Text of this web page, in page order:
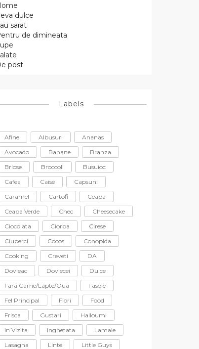
dulce
sarat
de dimineata
post
Labels
Afine Albusuri
Ananas
Avocado
Banane
Branza
Briose
Broccoli
Busuioc
Cafea
Caise
Capsuni
Caramel
Cartofi
Ceapa
Ceapa Verde
Chec
Cheesecake
Ciocolata
Ciorba
Cirese
Ciuperci
Cocos
Conopida
Cooking
Creveti
DA
Dovleac
Dovlecei
Dulce
Fara Carne/lapte/oua
Fasole
Fel Principal
Flori
Food
Frisca
Gustari
Halloumi
In Vizita
Inghetata
Lamaie
Lasagna
Linte
Little Guys